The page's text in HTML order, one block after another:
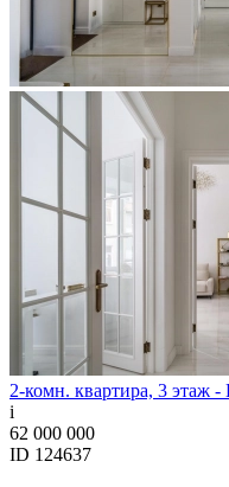
2-комн. квартира, 3 этаж
i
62 000 000
ID 124637